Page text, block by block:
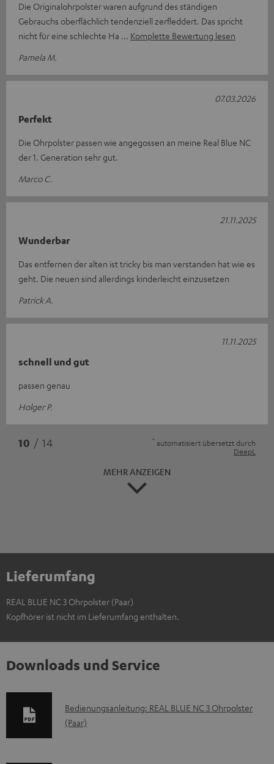
Die Originalohrpolster waren aufgrund des ständigen
Gebrauchs oberflächlich tendenziell zerfleddert. Das spricht
nicht für eine schlechte Ha
Komplette Bewertung lesen
Pamela M.
Perfekt
Die Ohrpolster passen wie angegossen an meine Real Blue NC
der 1. Generation sehr gut.
Marco C.
07.03.2026
Wunderbar
Das entfernen der alten ist tricky bis man verstanden hat wie es
geht. Die neuen sind allerdings kinderleicht einzusetzen
Patrick A.
21.11.2025
schnell und gut
passen genau
Holger P.
11.11.2025
10 / 14 * automatisiert übersetzt durch
DeepL
MEHR ANZEIGEN
Lieferumfang
REAL BLUE NC 3 Ohrpolster (Paar)
Kopfhörer ist nicht im Lieferumfang enthalten.
Downloads und Service
D
o
Bedienungsanleitung: REAL BLUE NC 3 Ohrpolster
(Paar)